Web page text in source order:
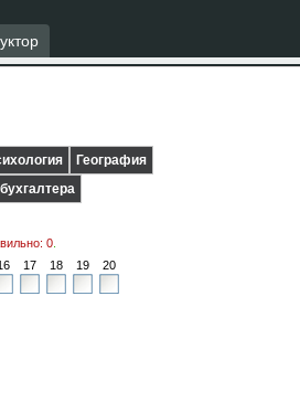
География
0.
17 18 19 20